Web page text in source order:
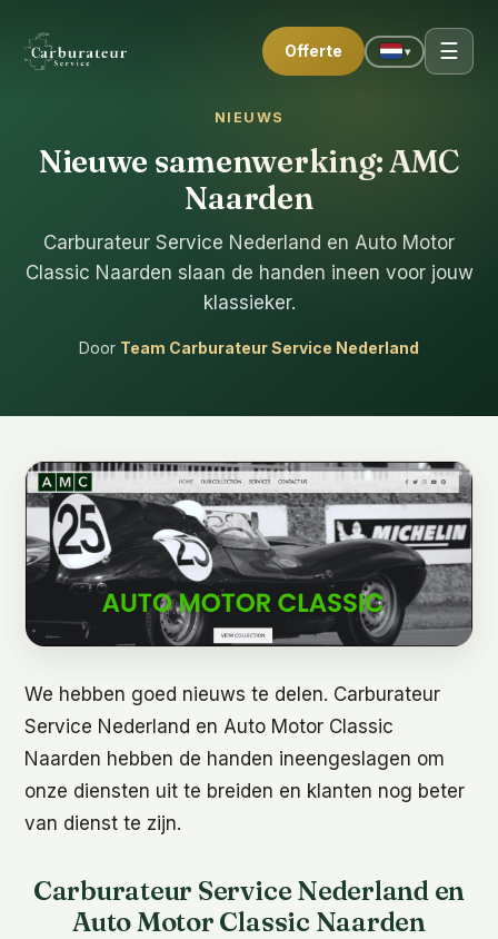
Offerte ▾ ☰
NIEUWS
Nieuwe samenwerking: AMC
Naarden
Carburateur Service Nederland en Auto Motor
Classic Naarden slaan de handen ineen voor jouw
klassieker.
Door Team Carburateur Service Nederland
We hebben goed nieuws te delen. Carburateur
Service Nederland en Auto Motor Classic
Naarden hebben de handen ineengeslagen om
onze diensten uit te breiden en klanten nog beter
van dienst te zijn.
Carburateur Service Nederland en
Auto Motor Classic Naarden